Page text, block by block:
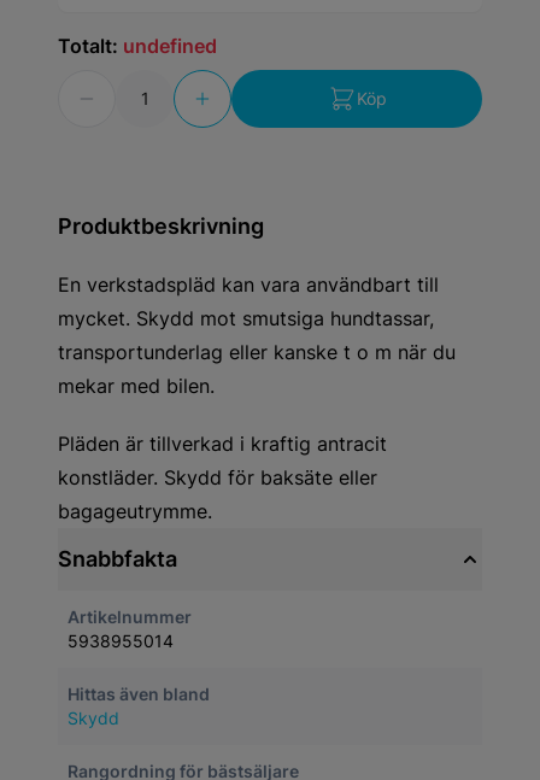
Totalt: undefined
Köp
Produktbeskrivning
En verkstadspläd kan vara användbart till
mycket. Skydd mot smutsiga hundtassar,
transportunderlag eller kanske t o m när du
mekar med bilen.
Pläden är tillverkad i kraftig antracit
konstläder. Skydd för baksäte eller
bagageutrymme.
Snabbfakta
Artikelnummer
5938955014
Hittas även bland
Skydd
Rangordning för bästsäljare